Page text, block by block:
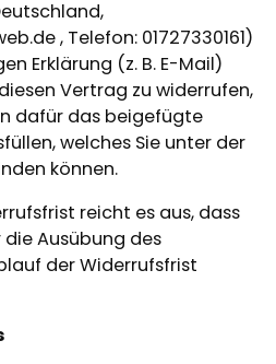
, Telefon: 01727330161)
Erklärung (z. B. E-Mail)
Vertrag zu widerrufen,
dafür das beigefügte
welches Sie unter der
können.
reicht es aus, dass
Ausübung des
der Widerrufsfrist